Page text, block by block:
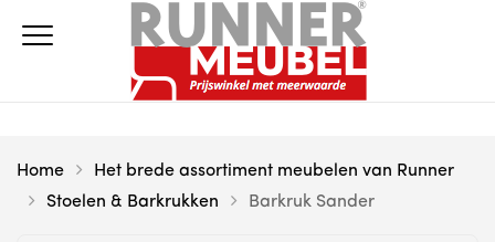
Home
Het brede assortiment meubelen van Runner
Stoelen & Barkrukken
Barkruk Sander